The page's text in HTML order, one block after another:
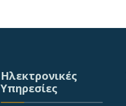
Ηλεκτρονικές
Υπηρεσίες